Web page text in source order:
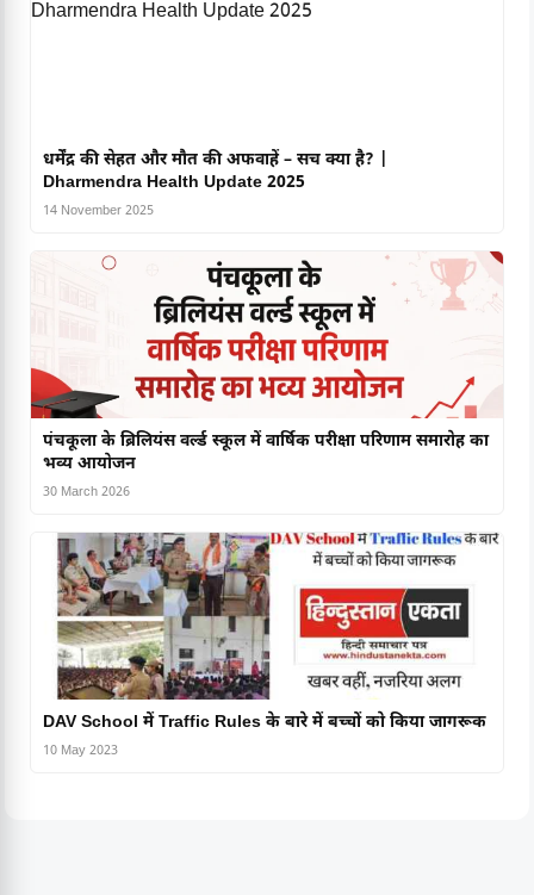
धर्मेंद्र की सेहत और मौत की अफवाहें – सच क्या है? |
Dharmendra Health Update 2025
14 November 2025
पंचकूला के ब्रिलियंस वर्ल्ड स्कूल में वार्षिक परीक्षा परिणाम समारोह का
भव्य आयोजन
30 March 2026
DAV School में Traffic Rules के बारे में बच्चों को किया जागरूक
10 May 2023